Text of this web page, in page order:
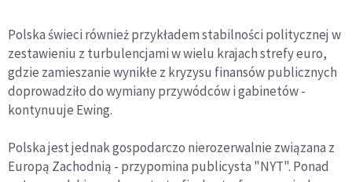
Polska świeci również przykładem stabilności politycznej w
zestawieniu z turbulencjami w wielu krajach strefy euro,
gdzie zamieszanie wynikłe z kryzysu finansów publicznych
doprowadziło do wymiany przywódców i gabinetów -
kontynuuje Ewing.
Polska jest jednak gospodarczo nierozerwalnie związana z
Europą Zachodnią - przypomina publicysta "NYT". Ponad